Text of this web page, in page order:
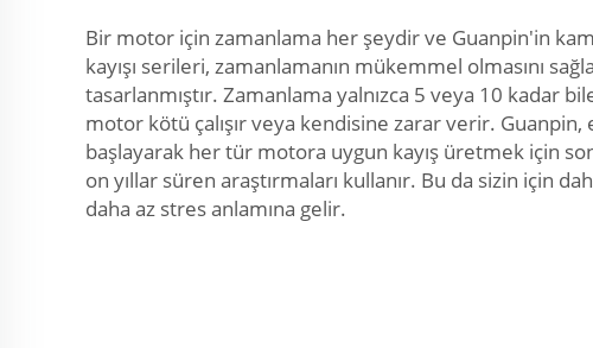
Bir motor için zamanlama her şeydir ve Guanpin'in
kayışı serileri, zamanlamanın mükemmel olmasını
tasarlanmıştır. Zamanlama yalnızca 5 veya 10 kadar
motor kötü çalışır veya kendisine zarar verir. Guanpin,
başlayarak her tür motora uygun kayış üretmek için
on yıllar süren araştırmaları kullanır. Bu da sizin için
daha az stres anlamına gelir.